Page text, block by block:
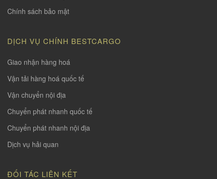
Chính sách bảo mật
DỊCH VỤ CHÍNH BESTCARGO
Giao nhận hàng hoá
Vận tải hàng hoá quốc tế
Vận chuyển nội địa
Chuyển phát nhanh quốc tế
Chuyển phát nhanh nội địa
Dịch vụ hải quan
ĐỐI TÁC LIÊN KẾT